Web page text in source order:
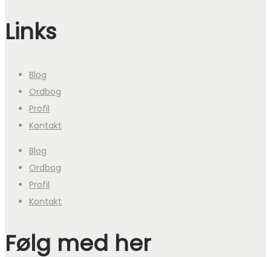
Links
Blog
Ordbog
Profil
Kontakt
Blog
Ordbog
Profil
Kontakt
Følg med her